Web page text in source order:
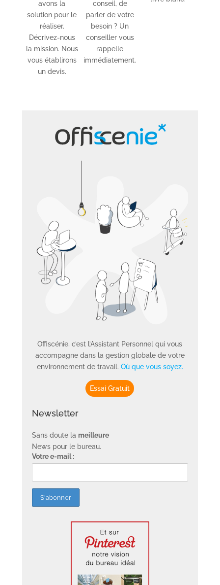
avons la
solution pour le
réaliser.
Décrivez-nous
la mission. Nous
vous établirons
un devis.
conseil, de
parler de votre
besoin ? Un
conseiller vous
rappelle
immédiatement.
Offiscénie, c’est l’Assistant Personnel qui vous
accompagne dans la gestion globale de votre
environnement de travail. Où que vous soyez.
Essai Gratuit
Newsletter
Sans doute la meilleure
News pour le bureau.
Votre e-mail :